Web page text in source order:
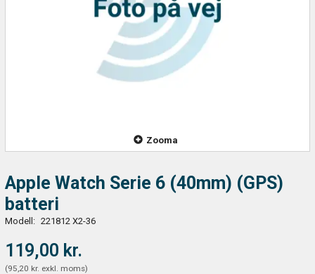
Zooma
Apple Watch Serie 6 (40mm) (GPS)
batteri
Modell: 221812 X2-36
119,00 kr.
(95,20 kr. exkl. moms)